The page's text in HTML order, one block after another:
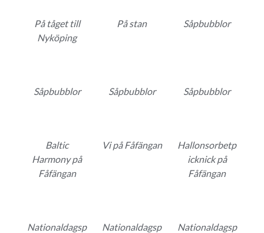
På tåget till
Nyköping
På stan Såpbubblor
Såpbubblor Såpbubblor Såpbubblor
Baltic
Harmony på
Fåfängan
Vi på Fåfängan
Hallonsorbetp
icknick på
Fåfängan
Nationaldagsp
Nationaldagsp
Nationaldagsp